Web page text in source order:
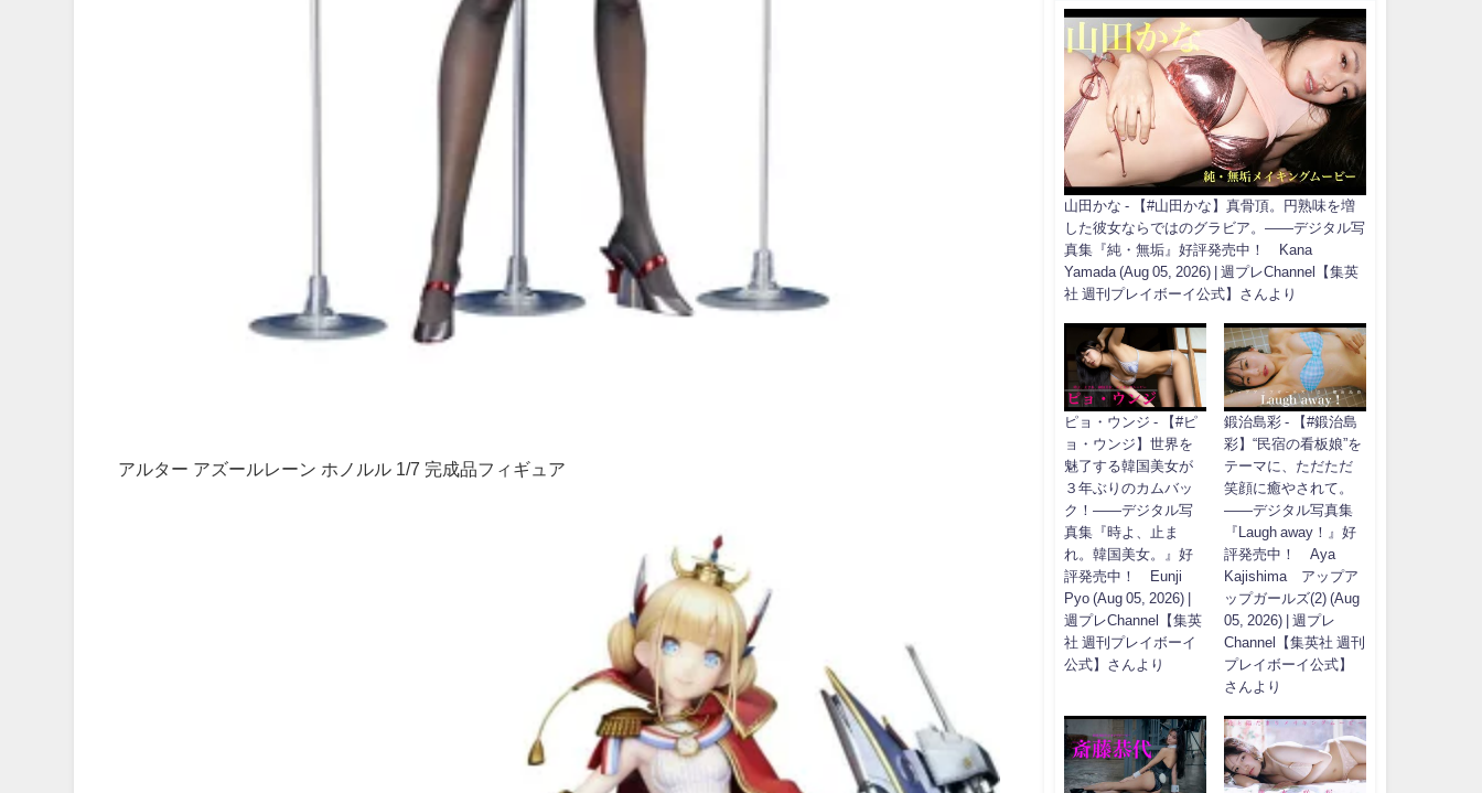
アルター アズールレーン ホノルル 1/7 完成品フィギュア
山田かな - 【#山田かな】真骨頂。円熟味を増
した彼女ならではのグラビア。――デジタル写
真集『純・無垢』好評発売中！ Kana
Yamada (Aug 05, 2026) | 週プレChannel【集英
社 週刊プレイボーイ公式】さんより
ピョ・ウンジ - 【#ピ
ョ・ウンジ】世界を
魅了する韓国美女が
３年ぶりのカムバッ
ク！――デジタル写
真集『時よ、止ま
れ。韓国美女。』好
評発売中！ Eunji
Pyo (Aug 05, 2026) |
週プレChannel【集英
社 週刊プレイボーイ
公式】さんより
鍛治島彩 - 【#鍛治島
彩】“民宿の看板娘”を
テーマに、ただただ
笑顔に癒やされて。
――デジタル写真集
『Laugh away！』好
評発売中！ Aya
Kajishima アップア
ップガールズ(2) (Aug
05, 2026) | 週プレ
Channel【集英社 週刊
プレイボーイ公式】
さんより